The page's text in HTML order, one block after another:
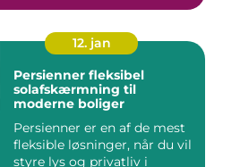
12. jan
Persienner fleksibel
solafskærmning til
moderne boliger
Persienner er en af de mest
fleksible løsninger, når du vil
styre lys og privatliv i